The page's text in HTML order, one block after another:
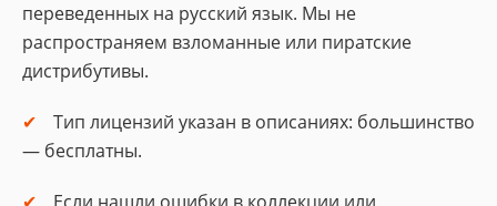
переведенных на русский язык. Мы не
распространяем взломанные или пиратские
дистрибутивы.
Тип лицензий указан в описаниях: большинство
— бесплатны.